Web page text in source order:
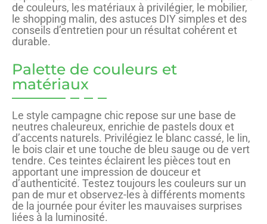
de couleurs, les matériaux à privilégier, le mobilier,
le shopping malin, des astuces DIY simples et des
conseils d’entretien pour un résultat cohérent et
durable.
Palette de couleurs et
matériaux
Le style campagne chic repose sur une base de
neutres chaleureux, enrichie de pastels doux et
d’accents naturels. Privilégiez le blanc cassé, le lin,
le bois clair et une touche de bleu sauge ou de vert
tendre. Ces teintes éclairent les pièces tout en
apportant une impression de douceur et
d’authenticité. Testez toujours les couleurs sur un
pan de mur et observez-les à différents moments
de la journée pour éviter les mauvaises surprises
liées à la luminosité.